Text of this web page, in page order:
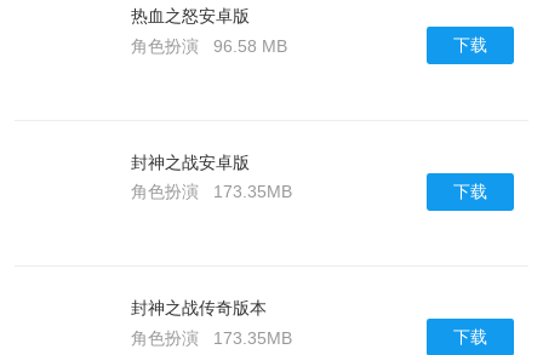
热血之怒安卓版
角色扮演
96.58 MB 下载
封神之战安卓版
角色扮演
173.35MB 下载
封神之战传奇版本
角色扮演
173.35MB 下载